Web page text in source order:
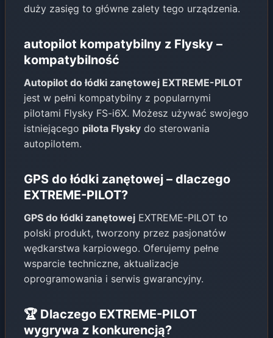
duży zasięg to główne zalety tego urządzenia.
autopilot kompatybilny z Flysky –
kompatybilność
Autopilot do łódki zanętowej EXTREME-PILOT
jest w pełni kompatybilny z popularnymi
pilotami Flysky FS-i6X. Możesz używać swojego
istniejącego pilota Flysky do sterowania
autopilotem.
GPS do łódki zanętowej – dlaczego
EXTREME-PILOT?
GPS do łódki zanętowej EXTREME-PILOT to
polski produkt, tworzony przez pasjonatów
wędkarstwa karpiowego. Oferujemy pełne
wsparcie techniczne, aktualizacje
oprogramowania i serwis gwarancyjny.
🏆 Dlaczego EXTREME-PILOT
wygrywa z konkurencją?